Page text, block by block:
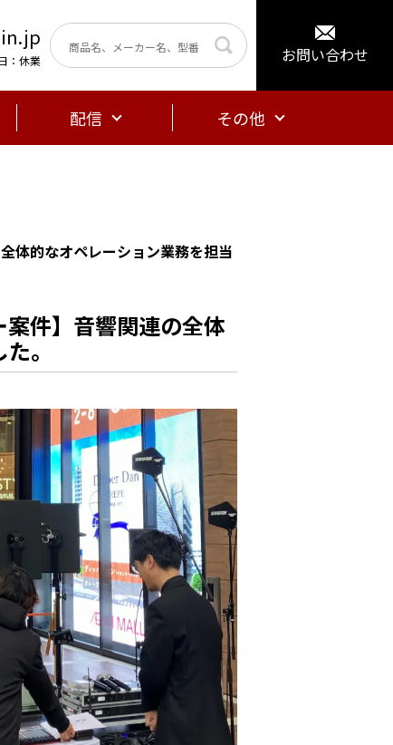
：休業 お問い合わせ
配信 その他
体的なオペレーション業務を担当
案件】音響関連の全体
。